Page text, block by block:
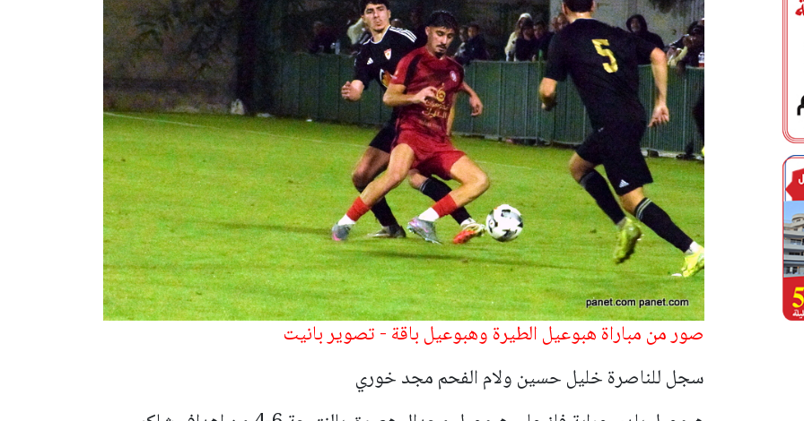
صور من مباراة هبوعيل الطيرة وهبوعيل باقة - تصوير بانيت
سجل للناصرة خليل حسين ولام الفحم مجد خوري